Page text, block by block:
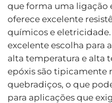
que forma uma ligação
oferece excelente
químicos e eletricidade.
excelente escolha para
alta temperatura e alta
epóxis são tipicamente
quebradiços, o que
para aplicações que